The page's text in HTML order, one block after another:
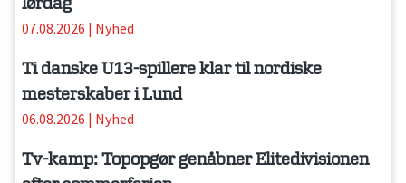
07.08.2026 | Nyhed
Ti danske U13-spillere klar til nordiske
mesterskaber i Lund
06.08.2026 | Nyhed
Tv-kamp: Topopgør genåbner Elitedivisionen